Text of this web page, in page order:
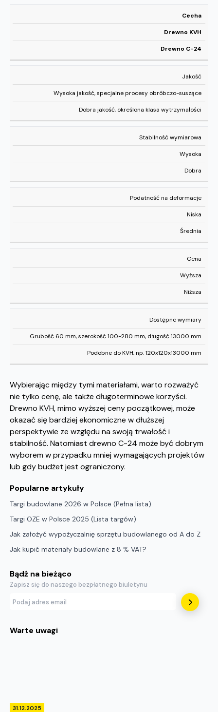
Cecha
Drewno KVH
Drewno C-24
Jakość
Wysoka jakość, specjalne procesy obróbczo-suszące
Dobra jakość, określona klasa wytrzymałości
Stabilność wymiarowa
Wysoka
Dobra
Podatność na deformacje
Niska
Średnia
Cena
Wyższa
Niższa
Dostępne wymiary
Grubość 60 mm, szerokość 100-280 mm, długość 13000 mm
Podobne do KVH, np. 120x120x13000 mm
Wybierając między tymi materiałami, warto rozważyć
nie tylko cenę, ale także długoterminowe korzyści.
Drewno KVH, mimo wyższej ceny początkowej, może
okazać się bardziej ekonomiczne w dłuższej
perspektywie ze względu na swoją trwałość i
stabilność. Natomiast drewno C-24 może być dobrym
wyborem w przypadku mniej wymagających projektów
lub gdy budżet jest ograniczony.
Popularne artykuły
Targi budowlane 2026 w Polsce (Pełna lista)
Targi OZE w Polsce 2025 (Lista targów)
Jak założyć wypożyczalnię sprzętu budowlanego od A do Z
Jak kupić materiały budowlane z 8 % VAT?
Bądź na bieżąco
Zapisz się do naszego bezpłatnego biuletynu
Warte uwagi
31.12.2025